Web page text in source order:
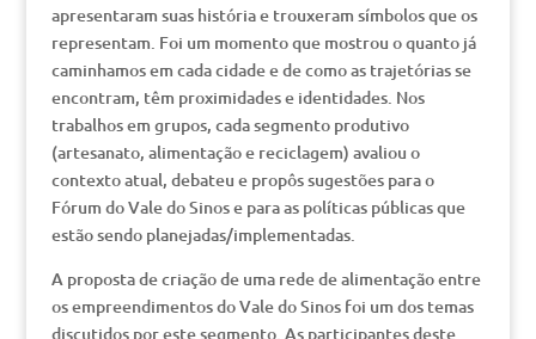
apresentaram suas história e trouxeram símbolos que os
representam. Foi um momento que mostrou o quanto já
caminhamos em cada cidade e de como as trajetórias se
encontram, têm proximidades e identidades. Nos
trabalhos em grupos, cada segmento produtivo
(artesanato, alimentação e reciclagem) avaliou o
contexto atual, debateu e propôs sugestões para o
Fórum do Vale do Sinos e para as políticas públicas que
estão sendo planejadas/implementadas.
A proposta de criação de uma rede de alimentação entre
os empreendimentos do Vale do Sinos foi um dos temas
discutidos por este segmento. As participantes deste